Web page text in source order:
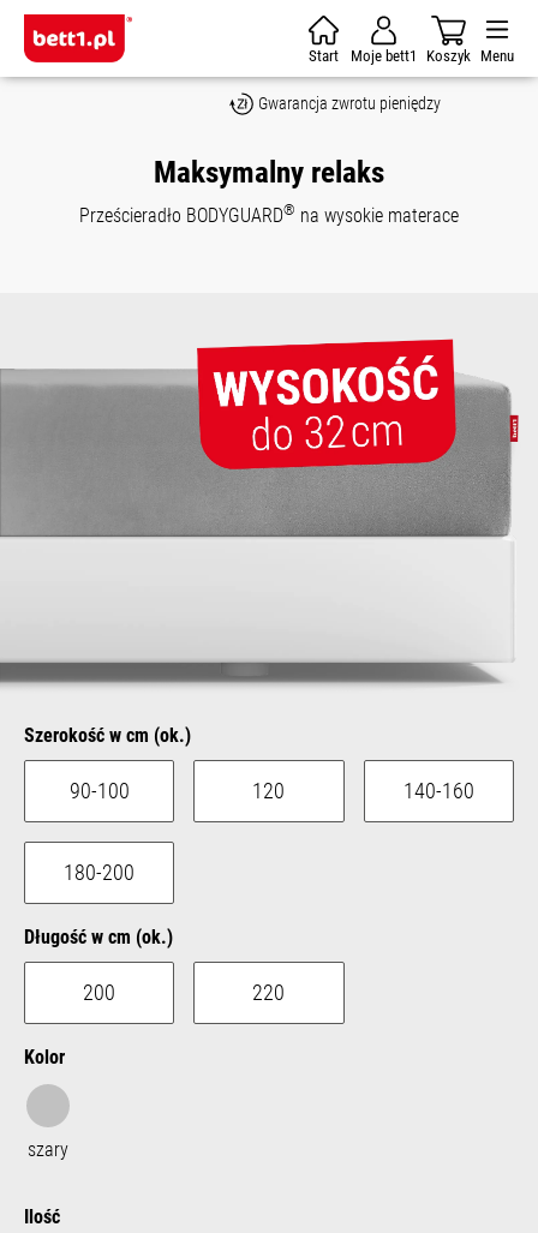
Skip to main content
Start Moje bett1 Koszyk Menu
Gwarancja zwrotu pieniędzy
Maksymalny relaks
Prześcieradło BODYGUARD® na wysokie materace
Select
Szerokość w cm (ok.)
90-100 120 140-160
180-200
Select
Długość w cm (ok.)
200 220
Select
Kolor
szary
szary
Ilość